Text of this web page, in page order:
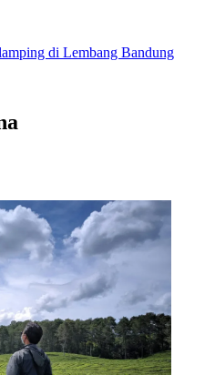
di Lembang Bandung